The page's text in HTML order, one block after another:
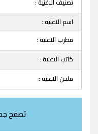
اسم الاغنية :
مطرب الاغنية :
كاتب الاغنية :
ملحن الاغنية :
تصفح